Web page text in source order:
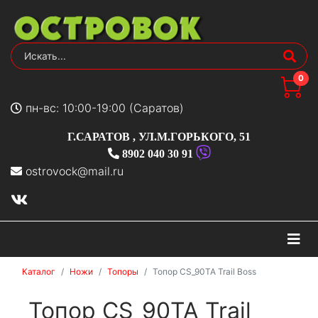
0
пн-вс: 10:00-19:00 (Саратов)
Г.САРАТОВ , УЛ.М.ГОРЬКОГО, 51
8902 040 30 91
ostrovock@mail.ru
Каталог Ножи Топоры Топор CS_90TA Trail Boss
Топор CS_90TA Trail